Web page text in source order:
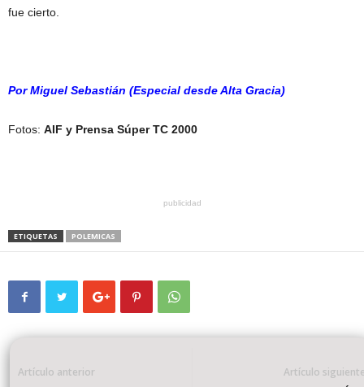
fue cierto.
Por Miguel Sebastián (Especial desde Alta Gracia)
Fotos: AIF y Prensa Súper TC 2000
publicidad
ETIQUETAS POLEMICAS
Artículo anterior Artículo